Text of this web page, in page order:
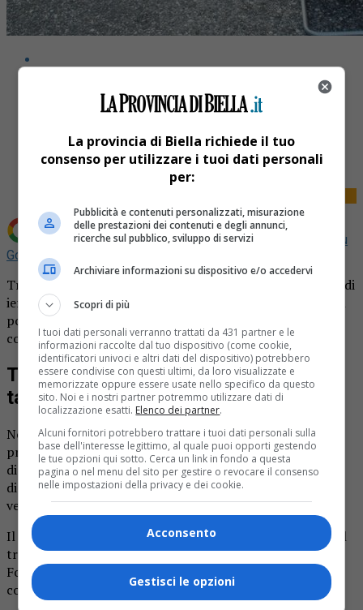
Share
Tweet
Aggiungi La Provincia di Biella come Fonte preferita su
Google
Traffico rallentato causa tamponamento nel pomeriggio di
ieri, intorno alle 17, lungo via Torino, a Biella. A causa non
pochi disagi alla circolazione è stato un incidente che
coinvolto due automobili.
Traffico rallentato causa
tamponamento in via Torino
Non è ancora chiara l’esatta dinamica del sinistro,
probabilmente una brusca frenata, un momento di
disattenzione oppure la mancata osservazione della
distanza di sicurezza. Quel che è noto che appunto due
vetture sono state coinvolte in un tamponamento.
Il sinistro ha inevitabilmente causato qualche problema al
traffico, causando rallentamenti e qualche coda.
Fortunatamente, però, nessuna persona ha riportato
conseguenze fisiche e ferite in seguito all’impatto.
La provincia di Biella richiede il tuo
consenso per utilizzare i tuoi dati personali
per:
Pubblicità e contenuti personalizzati, misurazione
delle prestazioni dei contenuti e degli annunci,
ricerche sul pubblico, sviluppo di servizi
Archiviare informazioni su dispositivo e/o accedervi
Scopri di più
I tuoi dati personali verranno trattati da 431 partner e le
informazioni raccolte dal tuo dispositivo (come cookie,
identificatori univoci e altri dati del dispositivo) potrebbero
essere condivise con questi ultimi, da loro visualizzate e
memorizzate oppure essere usate nello specifico da questo
sito. Noi e i nostri partner potremmo utilizzare dati di
localizzazione esatti. Elenco dei partner.
Alcuni fornitori potrebbero trattare i tuoi dati personali sulla
base dell'interesse legittimo, al quale puoi opporti gestendo
le tue opzioni qui sotto. Cerca un link in fondo a questa
pagina o nel menu del sito per gestire o revocare il consenso
nelle impostazioni della privacy e dei cookie.
Acconsento
Gestisci le opzioni